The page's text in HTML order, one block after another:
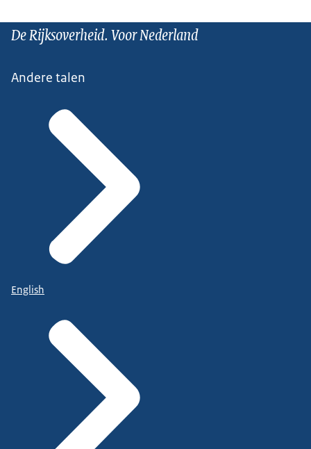
De Rijksoverheid. Voor Nederland
Andere talen
English